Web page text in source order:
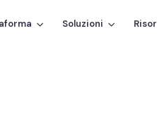
Soluzioni